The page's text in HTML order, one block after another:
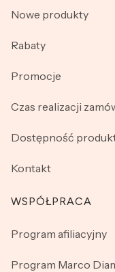
Nowe produkty
Rabaty
Promocje
Czas realizacji
Dostępność
Kontakt
WSPÓŁPRACA
Program afiliacyjny
Program Marco